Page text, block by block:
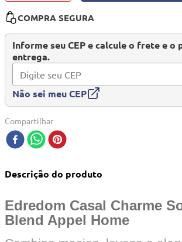
COMPRA SEGURA
Informe seu CEP e calcule o frete e o
entrega.
Não sei meu CEP
Compartilhar
Descrição do produto
Edredom Casal Charme
Blend Appel Home